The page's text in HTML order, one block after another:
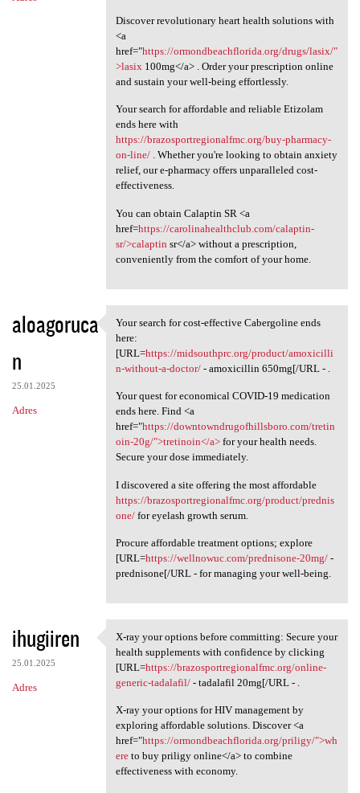
Discover revolutionary heart health solutions with
<a
href="https://ormondbeachflorida.org/drugs/lasix/"
>lasix 100mg</a> . Order your prescription online
and sustain your well-being effortlessly.
Your search for affordable and reliable Etizolam
ends here with
https://brazosportregionalfmc.org/buy-pharmacy-
on-line/. Whether you're looking to obtain anxiety
relief, our e-pharmacy offers unparalleled cost-
effectiveness.
You can obtain Calaptin SR <a
href=https://carolinahealthclub.com/calaptin-
sr/>calaptin sr</a> without a prescription,
conveniently from the comfort of your home.
aloagoruca
n
25.01.2025
Adres
Your search for cost
Your search for cost-effective Cabergoline ends
here:
[URL=https://midsouthprc.org/product/amoxicilli
n-without-a-doctor/- amoxicillin 650mg[/URL - .
Your quest for economical COVID-19 medication
ends here. Find <a
href="https://downtowndrugofhillsboro.com/tretin
oin-20g/">tretinoin</a>for your health needs.
Secure your dose immediately.
I discovered a site offering the most affordable
https://brazosportregionalfmc.org/product/prednis
one/for eyelash growth serum.
Procure affordable treatment options; explore
[URL=https://wellnowuc.com/prednisone-20mg/-
prednisone[/URL - for managing your well-being.
ihugiiren
25.01.2025
Adres
X-ray your options before
X-ray your options before committing: Secure your
health supplements with confidence by clicking
[URL=https://brazosportregionalfmc.org/online-
generic-tadalafil/- tadalafil 20mg[/URL - .
X-ray your options for HIV management by
exploring affordable solutions. Discover <a
href="https://ormondbeachflorida.org/priligy/">wh
ereto buy priligy online</a> to combine
effectiveness with economy.